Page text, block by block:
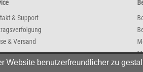
& Support
& Versand
Website benutzerfreundlicher zu